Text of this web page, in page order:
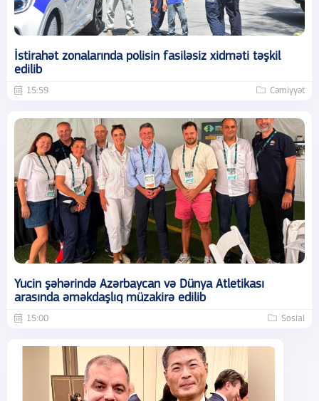
İstirahət zonalarında polisin fasiləsiz xidməti təşkil
edilib
15:59 Cəmiyyət
Yucin şəhərində Azərbaycan və Dünya Atletikası
arasında əməkdaşlıq müzakirə edilib
15:00 Sosial